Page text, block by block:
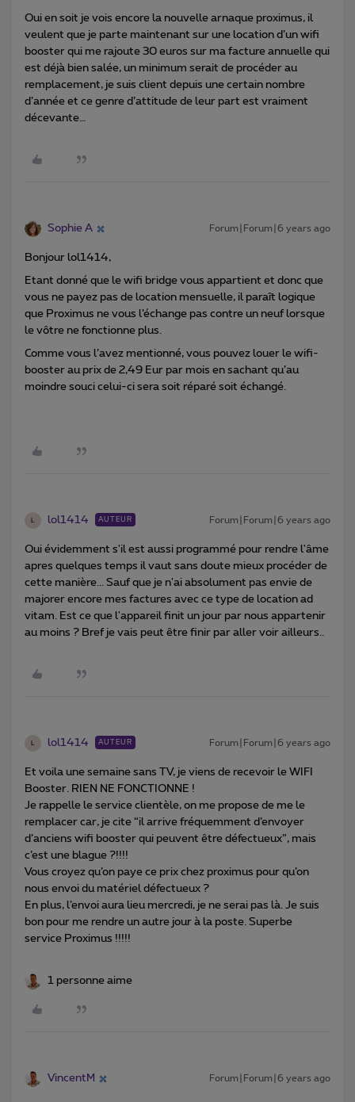
Oui en soit je vois encore la nouvelle arnaque proximus, il
veulent que je parte maintenant sur une location d’un wifi
booster qui me rajoute 30 euros sur ma facture annuelle qui
est déjà bien salée, un minimum serait de procéder au
remplacement, je suis client depuis une certain nombre
d’année et ce genre d’attitude de leur part est vraiment
décevante…
Sophie A Forum|Forum|6 years ago
Bonjour lol1414,
Etant donné que le wifi bridge vous appartient et donc que
vous ne payez pas de location mensuelle, il paraît logique
que Proximus ne vous l’échange pas contre un neuf lorsque
le vôtre ne fonctionne plus.
Comme vous l’avez mentionné, vous pouvez louer le wifi-
booster au prix de 2,49 Eur par mois en sachant qu’au
moindre souci celui-ci sera soit réparé soit échangé.
lol1414 AUTEUR Forum|Forum|6 years ago
Oui évidemment s'il est aussi programmé pour rendre l'âme
apres quelques temps il vaut sans doute mieux procéder de
cette manière... Sauf que je n'ai absolument pas envie de
majorer encore mes factures avec ce type de location ad
vitam. Est ce que l'appareil finit un jour par nous appartenir
au moins ? Bref je vais peut être finir par aller voir ailleurs..
lol1414 AUTEUR Forum|Forum|6 years ago
Et voila une semaine sans TV, je viens de recevoir le WIFI
Booster. RIEN NE FONCTIONNE !
Je rappelle le service clientèle, on me propose de me le
remplacer car, je cite “il arrive fréquemment d’envoyer
d’anciens wifi booster qui peuvent être défectueux”, mais
c’est une blague ?!!!!
Vous croyez qu’on paye ce prix chez proximus pour qu’on
nous envoi du matériel défectueux ?
En plus, l’envoi aura lieu mercredi, je ne serai pas là. Je suis
bon pour me rendre un autre jour à la poste. Superbe
service Proximus !!!!!
1 personne aime
VincentM Forum|Forum|6 years ago